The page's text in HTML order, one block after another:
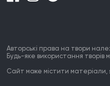
Авторські права на твори
Будь-яке використання
Сайт може містити матеріали,